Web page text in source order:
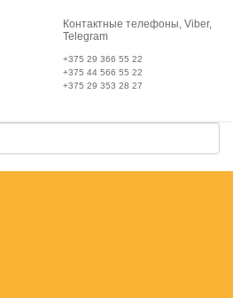
Контактные телефоны, Viber,
Telegram
+375 29 366 55 22
+375 44 566 55 22
+375 29 353 28 27